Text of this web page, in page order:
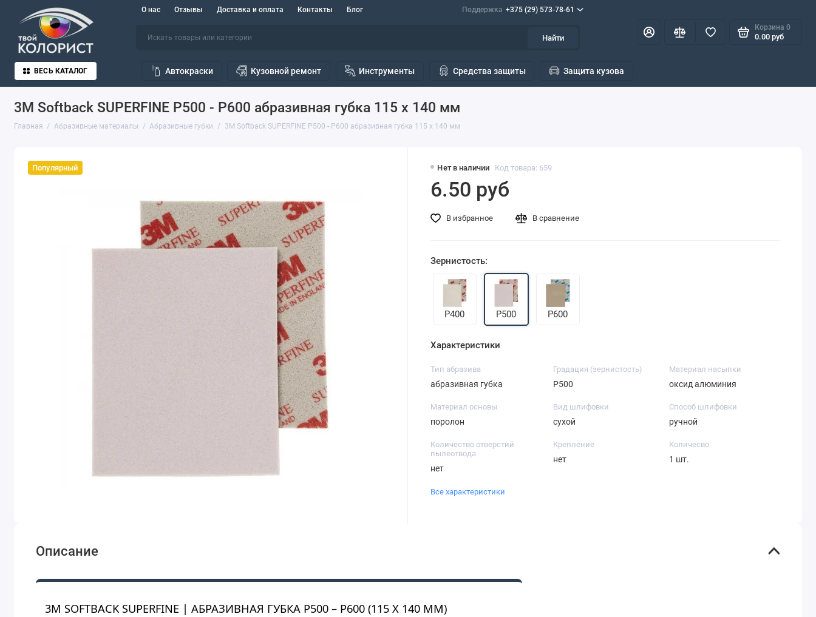
О нас Отзывы Доставка и оплата Контакты Блог Поддержка +375 (29) 573-78-61
Найти
Корзина 0
0.00 руб
ВЕСЬ КАТАЛОГ Автокраски Кузовной ремонт Инструменты Средства защиты Защита кузова
3M Softback SUPERFINE Р500 - P600 абразивная губка 115 х 140 мм
Главная Абразивные материалы Абразивные губки 3M Softback SUPERFINE Р500 - P600 абразивная губка 115 х 140 мм
Популярный Нет в наличии Код товара: 659
6.50 руб
В избранное В сравнение
Зернистость:
P400 P500 P600
Характеристики
Тип абразива
абразивная губка
Градация (зернистость)
P500
Материал насыпки
оксид алюминия
Материал основы
поролон
Вид шлифовки
сухой
Способ шлифовки
ручной
Количество отверстий
пылеотвода
нет
Крепление
нет
Количесво
1 шт.
Все характеристики
Описание
3M SOFTBACK SUPERFINE | АБРАЗИВНАЯ ГУБКА P500 – P600 (115 Х 140 ММ)